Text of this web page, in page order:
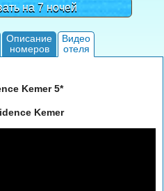
на 7 ночей
Описание
номеров
Видео
отеля
Kemer 5*
Kemer